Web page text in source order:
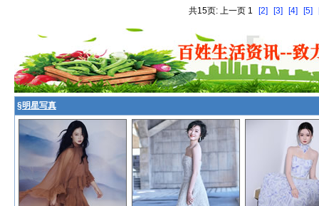
共15页: 上一页 1 [2] [3] [4] [5]
§明星写真